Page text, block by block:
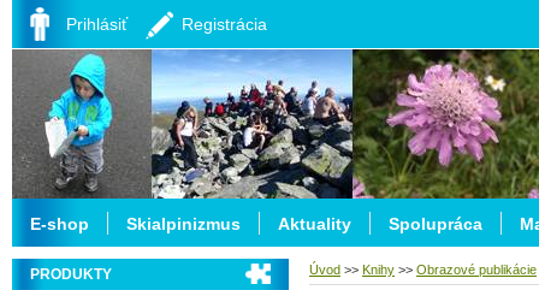
Úvod >> Knihy >> Obrazové publikácie
PRODUKTY
E-shop Skialpinizmus Aktuality Spolupráca
Prihlásiť Registrácia